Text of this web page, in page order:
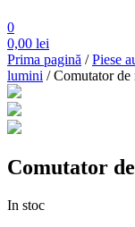
0
0,00 lei
Prima pagină /Piese
lumini / Comutator
Comutator
In stoc